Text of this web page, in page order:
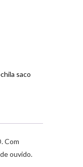
saco
Com
ouvido.